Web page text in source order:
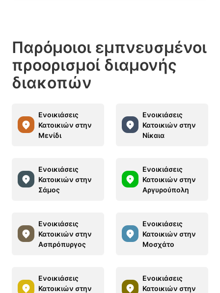
Παρόμοιοι εμπνευσμένοι
προορισμοί διαμονής
διακοπών
Ενοικιάσεις
Κατοικιών στην
Μενίδι
Ενοικιάσεις
Κατοικιών στην
Νίκαια
Ενοικιάσεις
Κατοικιών στην
Σάμος
Ενοικιάσεις
Κατοικιών στην
Αργυρούπολη
Ενοικιάσεις
Κατοικιών στην
Ασπρόπυργος
Ενοικιάσεις
Κατοικιών στην
Μοσχάτο
Ενοικιάσεις
Κατοικιών στην
Ενοικιάσεις
Κατοικιών στην